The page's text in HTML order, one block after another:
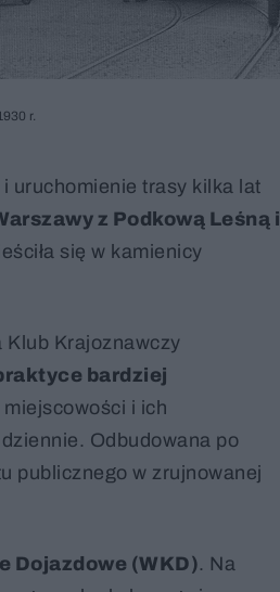
r.
uruchomienie trasy kilka lat
z Podkową Leśną i
się w kamienicy
Klub Krajoznawczy
bardziej
miejscowości i ich
Odbudowana po
publicznego w zrujnowanej
Dojazdowe (WKD). Na